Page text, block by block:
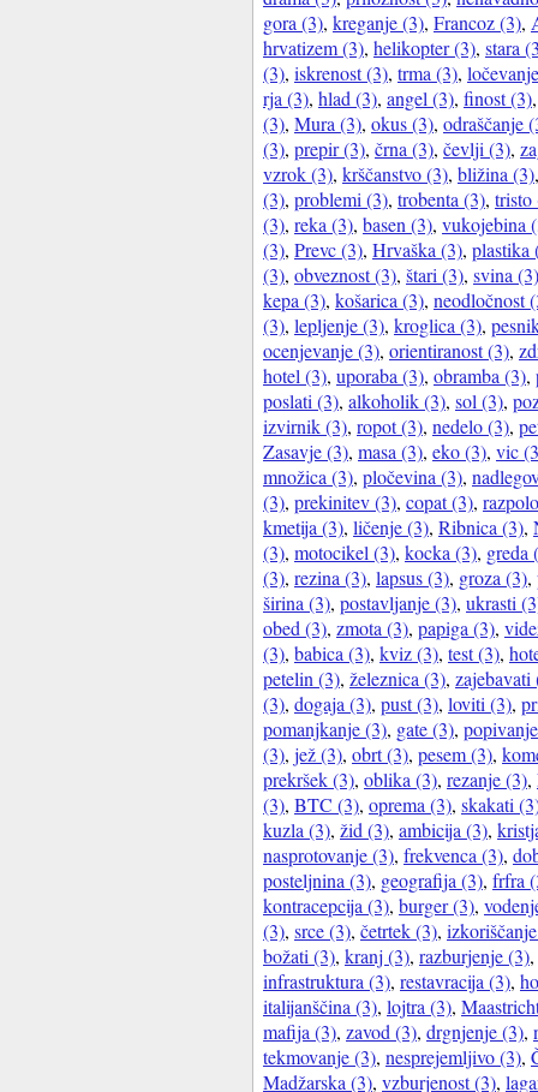
gora (3), kreganje (3), Francoz (3),
hrvatizem (3), helikopter (3), stara
(3), iskrenost (3), trma (3),
rja (3), hlad (3), angel (3), finost (3)
(3), Mura (3), okus (3), odraščanje
(3), prepir (3), črna (3), čevlji (3),
vzrok (3), krščanstvo (3), bližina (3)
(3), problemi (3), trobenta (3), tristo
(3), reka (3), basen (3), vukojebina
(3), Prevc (3), Hrvaška (3), plastika
(3), obveznost (3), štari (3), svina (3)
kepa (3), košarica (3), neodločnost
(3), lepljenje (3), kroglica (3),
ocenjevanje (3), orientiranost (3),
hotel (3), uporaba (3), obramba (3),
poslati (3), alkoholik (3), sol (3),
izvirnik (3), ropot (3), nedelo (3),
Zasavje (3), masa (3), eko (3), vic
množica (3), pločevina (3),
(3), prekinitev (3), copat (3),
kmetija (3), ličenje (3), Ribnica (3),
(3), motocikel (3), kocka (3), greda
(3), rezina (3), lapsus (3), groza (3),
širina (3), postavljanje (3), ukrasti
obed (3), zmota (3), papiga (3),
(3), babica (3), kviz (3), test (3),
petelin (3), železnica (3), zajebavati
(3), dogaja (3), pust (3), loviti (3),
pomanjkanje (3), gate (3),
(3), jež (3), obrt (3), pesem (3),
prekršek (3), oblika (3), rezanje (3),
(3), BTC (3), oprema (3), skakati
kuzla (3), žid (3), ambicija (3),
nasprotovanje (3), frekvenca (3),
posteljnina (3), geografija (3), frfra
kontracepcija (3), burger (3),
(3), srce (3), četrtek (3),
božati (3), kranj (3), razburjenje (3),
infrastruktura (3), restavracija (3),
italijanščina (3), lojtra (3),
mafija (3), zavod (3), drgnjenje (3),
tekmovanje (3), nesprejemljivo (3),
Madžarska (3), vzburjenost (3),